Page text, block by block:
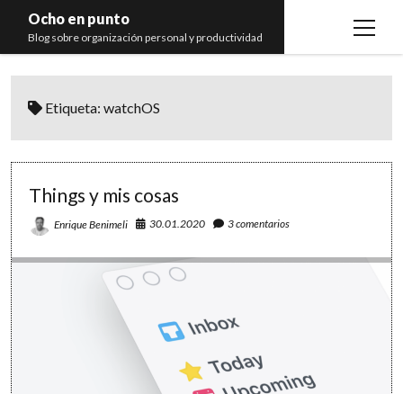
Ocho en punto
Blog sobre organización personal y productividad
open
Libros
Etiqueta:watchOS
Things y mis cosas
Enrique Benimeli 30.01.2020 3 comentarios